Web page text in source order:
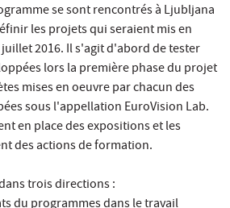
se sont rencontrés à Ljubljana
les projets qui seraient mis en
2016. Il s'agit d'abord de tester
lors la première phase du projet
mises en oeuvre par chacun des
sous l'appellation EuroVision Lab.
en place des expositions et les
des actions de formation.
trois directions :